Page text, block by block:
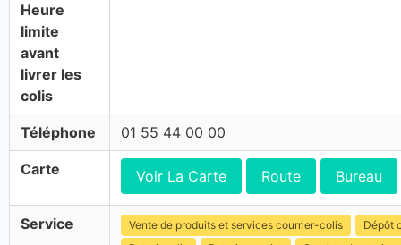
Heure
limite
avant
livrer les
colis
Téléphone 01 55 44 00 00
Carte Voir La Carte Route Bureau
Service Vente de produits et services courrier-colis
Dépôt